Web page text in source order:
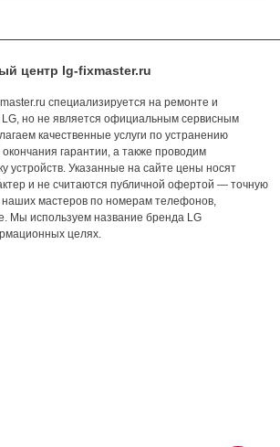
центр lg-fixmaster.ru
специализируется на ремонте и
LG, но не является официальным сервисным
качественные услуги по устранению
гарантии, а также проводим
устройств. Указанные на сайте цены носят
и не считаются публичной офертой — точную
наших мастеров по номерам телефонов,
Мы используем название бренда LG
целях.